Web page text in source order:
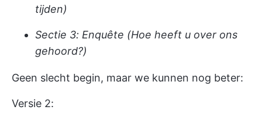
tijden)
Sectie 3: Enquête (Hoe heeft u over ons
gehoord?)
Geen slecht begin, maar we kunnen nog beter:
Versie 2: